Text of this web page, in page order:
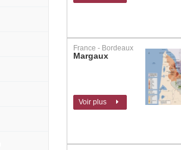
France - Bordeaux
Margaux
Voir plus